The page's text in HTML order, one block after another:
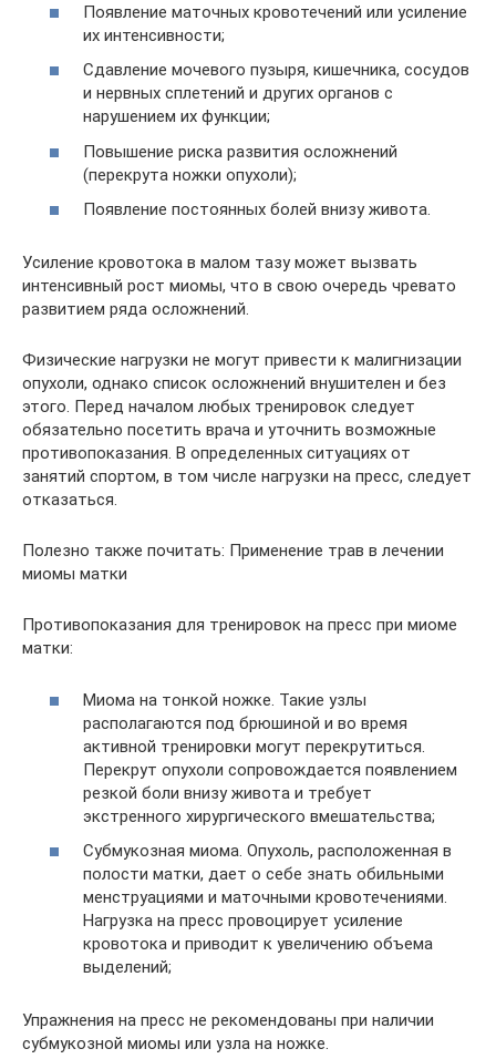
Появление маточных кровотечений или усиление
их интенсивности;
Сдавление мочевого пузыря, кишечника, сосудов
и нервных сплетений и других органов с
нарушением их функции;
Повышение риска развития осложнений
(перекрута ножки опухоли);
Появление постоянных болей внизу живота.
Усиление кровотока в малом тазу может вызвать
интенсивный рост миомы, что в свою очередь чревато
развитием ряда осложнений.
Физические нагрузки не могут привести к малигнизации
опухоли, однако список осложнений внушителен и без
этого. Перед началом любых тренировок следует
обязательно посетить врача и уточнить возможные
противопоказания. В определенных ситуациях от
занятий спортом, в том числе нагрузки на пресс, следует
отказаться.
Полезно также почитать: Применение трав в лечении
миомы матки
Противопоказания для тренировок на пресс при миоме
матки:
Миома на тонкой ножке. Такие узлы
располагаются под брюшиной и во время
активной тренировки могут перекрутиться.
Перекрут опухоли сопровождается появлением
резкой боли внизу живота и требует
экстренного хирургического вмешательства;
Субмукозная миома. Опухоль, расположенная в
полости матки, дает о себе знать обильными
менструациями и маточными кровотечениями.
Нагрузка на пресс провоцирует усиление
кровотока и приводит к увеличению объема
выделений;
Упражнения на пресс не рекомендованы при наличии
субмукозной миомы или узла на ножке.